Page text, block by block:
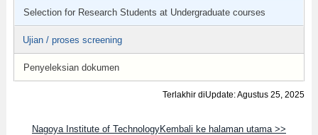
Selection for Research Students at Undergraduate courses
Ujian / proses screening
Penyeleksian dokumen
Terlakhir diUpdate: Agustus 25, 2025
Nagoya Institute of TechnologyKembali ke halaman utama >>